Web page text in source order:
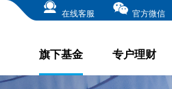
在线客服 官方微信
旗下基金 专户理财